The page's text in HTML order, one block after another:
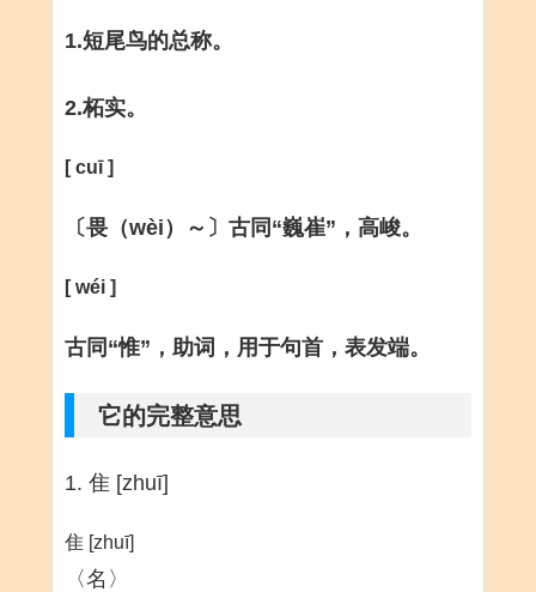
1.短尾鸟的总称。
2.柘实。
[ cuī ]
〔畏（wèi）～〕古同“巍崔”，高峻。
[ wéi ]
古同“惟”，助词，用于句首，表发端。
它的完整意思
1. 隹 [zhuī]
隹 [zhuī]
〈名〉